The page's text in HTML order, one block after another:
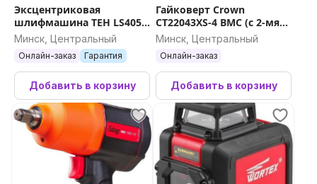
Эксцентриковая
шлифмашина TEH LS405-
1B (с 1-им АКБ)
Минск, Центральный
Онлайн-заказ Гарантия
Добавить в корзину
Гайковерт Crown
CT22043XS-4 BMC (с 2-мя
АКБ, кейс)
Минск, Центральный
Онлайн-заказ
Добавить в корзину